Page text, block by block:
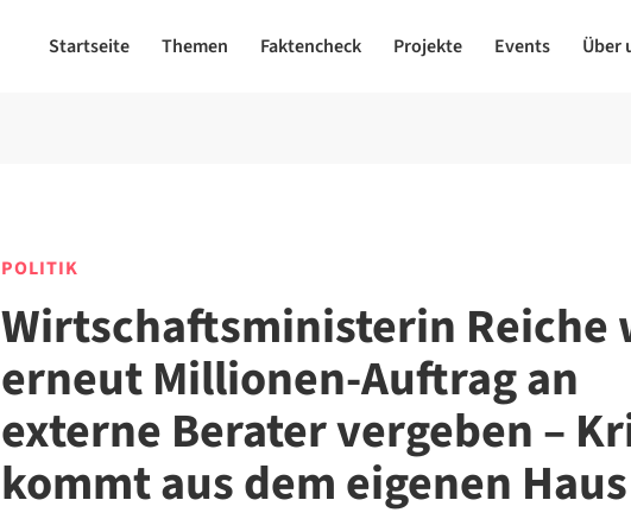
Startseite Themen Faktencheck Projekte Events Über
POLITIK
Wirtschaftsministerin Reiche
erneut Millionen-Auftrag an
externe Berater vergeben –
kommt aus dem eigenen Haus